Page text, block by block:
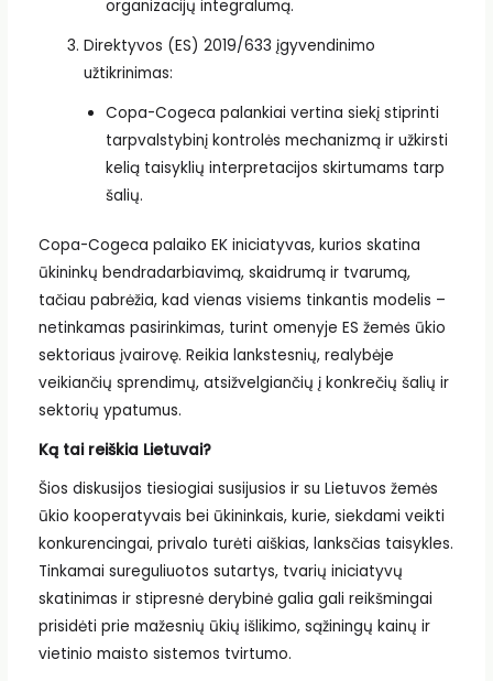
organizacijų integralumą.
Direktyvos (ES) 2019/633 įgyvendinimo
užtikrinimas:
Copa-Cogeca palankiai vertina siekį stiprinti
tarpvalstybinį kontrolės mechanizmą ir užkirsti
kelią taisyklių interpretacijos skirtumams tarp
šalių.
Copa-Cogeca palaiko EK iniciatyvas, kurios skatina
ūkininkų bendradarbiavimą, skaidrumą ir tvarumą,
tačiau pabrėžia, kad vienas visiems tinkantis modelis –
netinkamas pasirinkimas, turint omenyje ES žemės ūkio
sektoriaus įvairovę. Reikia lankstesnių, realybėje
veikiančių sprendimų, atsižvelgiančių į konkrečių šalių ir
sektorių ypatumus.
Ką tai reiškia Lietuvai?
Šios diskusijos tiesiogiai susijusios ir su Lietuvos žemės
ūkio kooperatyvais bei ūkininkais, kurie, siekdami veikti
konkurencingai, privalo turėti aiškias, lanksčias taisykles.
Tinkamai sureguliuotos sutartys, tvarių iniciatyvų
skatinimas ir stipresnė derybinė galia gali reikšmingai
prisidėti prie mažesnių ūkių išlikimo, sąžiningų kainų ir
vietinio maisto sistemos tvirtumo.